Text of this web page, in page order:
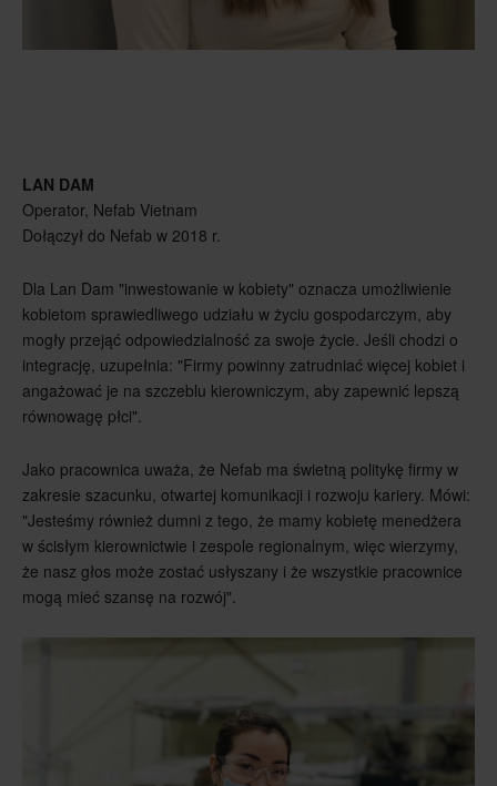
LAN DAM
Operator, Nefab Vietnam
Dołączył do Nefab w 2018 r.
Dla Lan Dam "inwestowanie w kobiety" oznacza umożliwienie
kobietom sprawiedliwego udziału w życiu gospodarczym, aby
mogły przejąć odpowiedzialność za swoje życie. Jeśli chodzi o
integrację, uzupełnia: "Firmy powinny zatrudniać więcej kobiet i
angażować je na szczeblu kierowniczym, aby zapewnić lepszą
równowagę płci".
Jako pracownica uważa, że Nefab ma świetną politykę firmy w
zakresie szacunku, otwartej komunikacji i rozwoju kariery. Mówi:
"Jesteśmy również dumni z tego, że mamy kobietę menedżera
w ścisłym kierownictwie i zespole regionalnym, więc wierzymy,
że nasz głos może zostać usłyszany i że wszystkie pracownice
mogą mieć szansę na rozwój".